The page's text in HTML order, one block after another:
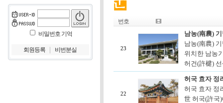
비밀번호 기억
회원등록 비번분실
번호
23
남농(南農)
남농(南農)
위치한 남농
허건(許楗)
22
허국 효자 정
허국 효자 정
世 허국(許국